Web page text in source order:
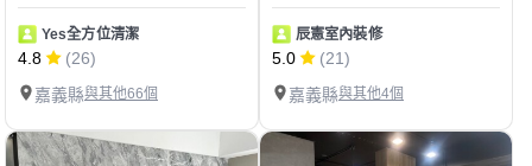
Yes全方位清潔
4.8
(26)
嘉義縣與其他66個
辰憲室內裝修
5.0
(21)
嘉義縣與其他4個